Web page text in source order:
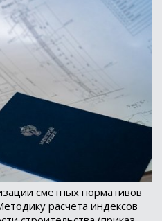
сметных нормативов
расчета индексов